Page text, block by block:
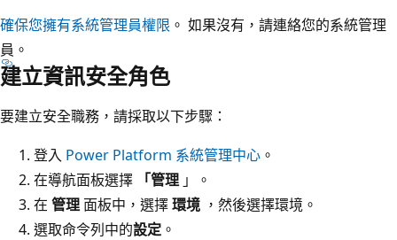
確保您擁有系統管理員權限 。 如果沒有，請連絡您的系統管理
員。
建立資訊安全角色
要建立安全職務，請採取以下步驟：
登入 Power Platform 系統管理中心 。
在導航面板選擇
「管理 」。
在 管理 面板中，選擇環境 ，然後選擇環境。
選取命令列中的設定 。